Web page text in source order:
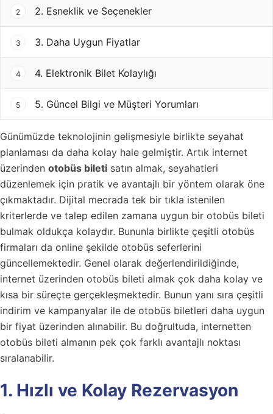
2 2. Esneklik ve Seçenekler
3 3. Daha Uygun Fiyatlar
4 4. Elektronik Bilet Kolaylığı
5 5. Güncel Bilgi ve Müşteri Yorumları
Günümüzde teknolojinin gelişmesiyle birlikte seyahat
planlaması da daha kolay hale gelmiştir. Artık internet
üzerinden otobüs bileti satın almak, seyahatleri
düzenlemek için pratik ve avantajlı bir yöntem olarak öne
çıkmaktadır. Dijital mecrada tek bir tıkla istenilen
kriterlerde ve talep edilen zamana uygun bir otobüs bileti
bulmak oldukça kolaydır. Bununla birlikte çeşitli otobüs
firmaları da online şekilde otobüs seferlerini
güncellemektedir. Genel olarak değerlendirildiğinde,
internet üzerinden otobüs bileti almak çok daha kolay ve
kısa bir süreçte gerçekleşmektedir. Bunun yanı sıra çeşitli
indirim ve kampanyalar ile de otobüs biletleri daha uygun
bir fiyat üzerinden alınabilir. Bu doğrultuda, internetten
otobüs bileti almanın pek çok farklı avantajlı noktası
sıralanabilir.
1. Hızlı ve Kolay Rezervasyon